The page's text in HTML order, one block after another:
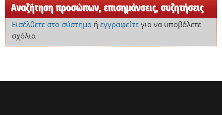
Αναζήτηση προσώπων, επισημάνσεις, συζητήσεις
Εισέλθετε στο σύστημαή εγγραφείτεγια να υποβάλετε
σχόλια